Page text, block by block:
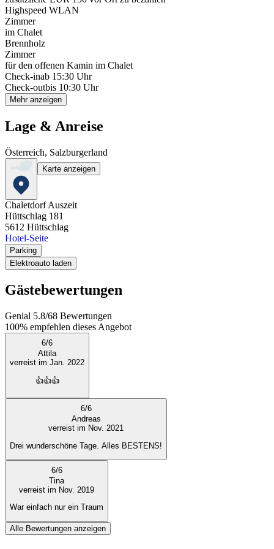
Highspeed WLAN
Zimmer
im Chalet
Brennholz
Zimmer
für den offenen Kamin im Chalet
Check-inab 15:30 Uhr
Check-outbis 10:30 Uhr
Mehr anzeigen
Lage & Anreise
Österreich, Salzburgerland
Karte anzeigen
Chaletdorf Auszeit
Hüttschlag 181
5612 Hüttschlag
Hotel-Seite
Parking
Elektroauto laden
Gästebewertungen
Genial 5.8/68 Bewertungen
100% empfehlen dieses Angebot
6/6
Attila
verreist im Jan. 2022
👍👍👍
6/6
Andreas
verreist im Nov. 2021
Drei wunderschöne Tage. Alles BESTENS!
6/6
Tina
verreist im Nov. 2019
War einfach nur ein Traum
Alle Bewertungen anzeigen